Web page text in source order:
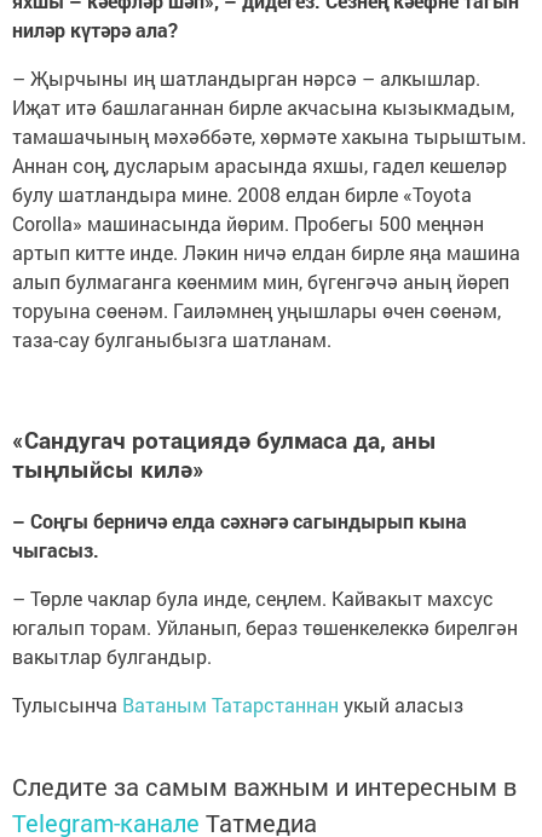
ниләр күтәрә ала?
– Җырчыны иң шатландырган нәрсә – алкышлар.
Иҗат итә башлаганнан бирле акчасына кызыкмадым,
тамашачының мәхәббәте, хөрмәте хакына тырыштым.
Аннан соң, дусларым арасында яхшы, гадел кешеләр
булу шатландыра мине. 2008 елдан бирле «Toyota
Corolla» машинасында йөрим. Пробегы 500 меңнән
артып китте инде. Ләкин ничә елдан бирле яңа машина
алып булмаганга көенмим мин, бүгенгәчә аның йөреп
торуына сөенәм. Гаиләмнең уңышлары өчен сөенәм,
таза-сау булганыбызга шатланам.
«Сандугач ротациядә булмаса да, аны
тыңлыйсы килә»
– Соңгы берничә елда сәхнәгә сагындырып кына
чыгасыз.
– Төрле чаклар була инде, сеңлем. Кайвакыт махсус
югалып торам. Уйланып, бераз төшенкелеккә бирелгән
вакытлар булгандыр.
Тулысынча Ватаным Татарстаннан укый аласыз
Следите за самым важным и интересным в
Telegram-канале Татмедиа